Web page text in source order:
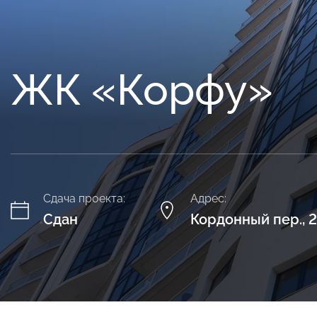
ЖК «Корфу»
Сдача проекта:
Сдан
Адрес:
Кордонный пер.,